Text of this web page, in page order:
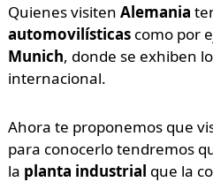
Quienes visiten Alemania
automovilísticascomo por
Munich, donde se exhiben
internacional.
Ahora te proponemos que
para conocerlo tendremos
la planta industrial que la